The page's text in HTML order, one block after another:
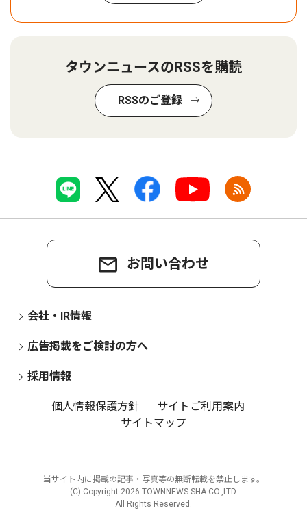
タウンニュースのRSSを購読
RSSのご登録
お問い合わせ
会社・IR情報
広告掲載をご検討の方へ
採用情報
個人情報保護方針
サイトご利用案内
サイトマップ
当サイト内に掲載の記事・写真等の無断転載を禁止します。
(C) Copyright 2026 TOWNNEWS-SHA CO.,LTD.
All Rights Reserved.